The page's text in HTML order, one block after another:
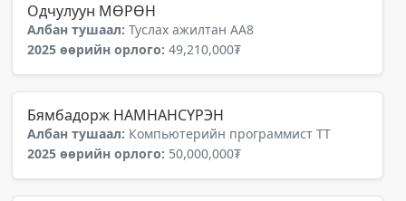
Одчулуун МӨРӨН
Албан тушаал: Туслах ажилтан АА8
2025 өөрийн орлого: 49,210,000₮
Бямбадорж НАМНАНСҮРЭН
Албан тушаал: Компьютерийн программист ТТ
2025 өөрийн орлого: 50,000,000₮